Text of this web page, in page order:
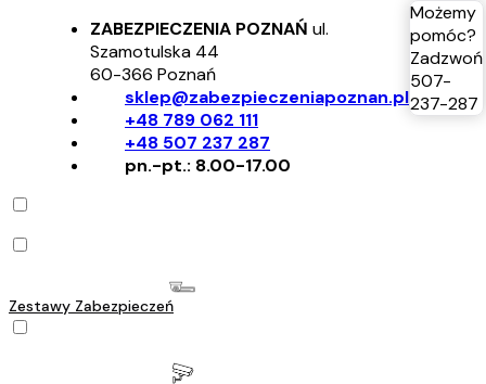
ZABEZPIECZENIA POZNAŃ ul.
Szamotulska 44
60-366 Poznań
sklep@zabezpieczeniapoznan.pl
+48 789 062 111
+48 507 237 287
pn.-pt.: 8.00-17.00
Możemy
pomóc?
Zadzwoń
507-
237-287
Zestawy Zabezpieczeń